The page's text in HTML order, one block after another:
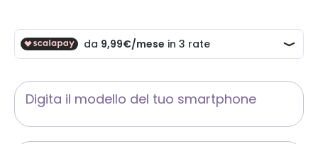
Digita il modello del tuo smartphone